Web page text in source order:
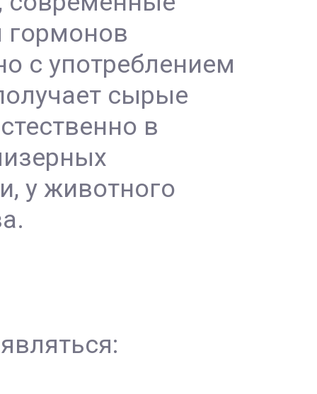
гормонов
с употреблением
сырые
в
у животного